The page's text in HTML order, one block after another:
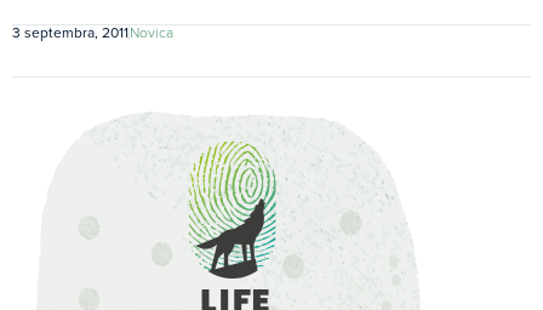
3 septembra, 2011Novica